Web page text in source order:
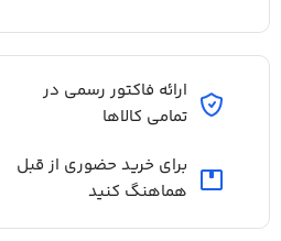
ارائه فاکتور رسمی در
تمامی کالاها
برای خرید حضوری از قبل
هماهنگ کنید